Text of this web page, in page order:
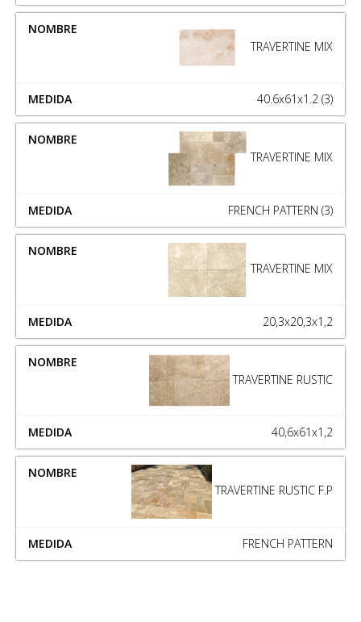
TRAVERTINE MIX
40.6x61x1.2 (3)
TRAVERTINE MIX
FRENCH PATTERN (3)
TRAVERTINE MIX
20,3x20,3x1,2
TRAVERTINE RUSTIC
40,6x61x1,2
TRAVERTINE RUSTIC F.P
FRENCH PATTERN